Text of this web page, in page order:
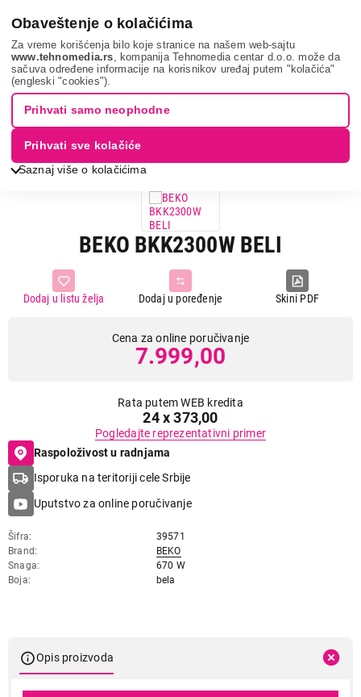
Obaveštenje o kolačićima
Za vreme korišćenja bilo koje stranice na našem web-sajtu
www.tehnomedia.rs , kompanija Tehnomedia centar d.o.o. može da
sačuva određene informacije na korisnikov uređaj putem "kolačića"
(engleski "cookies").
Saznaj više o kolačićima
Prihvati samo neophodne
Prihvati sve kolačiće
Mali kuhinjski aparati Aparati za kafu
Aparati za tursku kafu
Beko bkk2300w b...
BEKO BKK2300W BELI
Skini PDF
Dodaj u poređenje
Dodaj u listu želja
Cena za online poručivanje
7.999,00
Rata putem WEB kredita
24 x 373,00
Pogledajte reprezentativni primer
Raspoloživost u radnjama
Isporuka na teritoriji cele Srbije
Uputstvo za online poručivanje
Šifra
39571
Brand
BEKO
Snaga
670 W
Boja
bela
Opis proizvoda